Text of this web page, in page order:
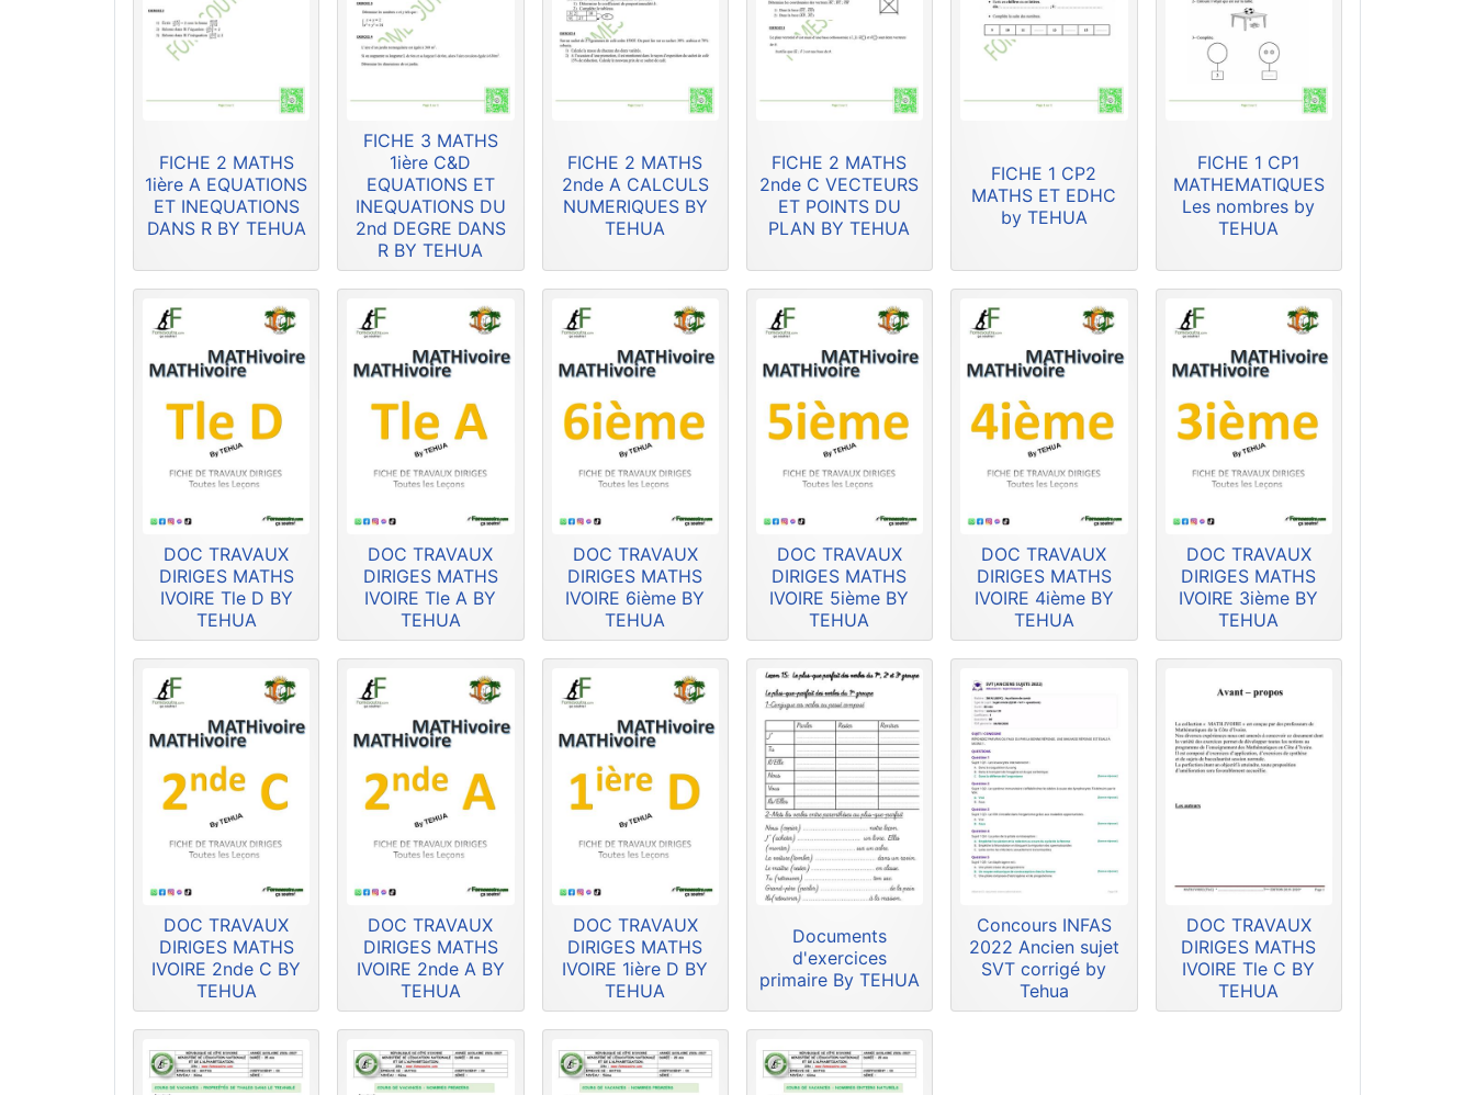
FICHE 2 MATHS
1ière A EQUATIONS
ET INEQUATIONS
DANS R BY TEHUA
FICHE 3 MATHS
1ière C&D
EQUATIONS ET
INEQUATIONS DU
2nd DEGRE DANS
R BY TEHUA
FICHE 2 MATHS
2nde A CALCULS
NUMERIQUES BY
TEHUA
FICHE 2 MATHS
2nde C VECTEURS
ET POINTS DU
PLAN BY TEHUA
FICHE 1 CP2
MATHS ET EDHC
by TEHUA
FICHE 1 CP1
MATHEMATIQUES
Les nombres by
TEHUA
DOC TRAVAUX
DIRIGES MATHS
IVOIRE Tle D BY
TEHUA
DOC TRAVAUX
DIRIGES MATHS
IVOIRE Tle A BY
TEHUA
DOC TRAVAUX
DIRIGES MATHS
IVOIRE 6ième BY
TEHUA
DOC TRAVAUX
DIRIGES MATHS
IVOIRE 5ième BY
TEHUA
DOC TRAVAUX
DIRIGES MATHS
IVOIRE 4ième BY
TEHUA
DOC TRAVAUX
DIRIGES MATHS
IVOIRE 3ième BY
TEHUA
DOC TRAVAUX
DIRIGES MATHS
IVOIRE 2nde C BY
TEHUA
DOC TRAVAUX
DIRIGES MATHS
IVOIRE 2nde A BY
TEHUA
DOC TRAVAUX
DIRIGES MATHS
IVOIRE 1ière D BY
TEHUA
Documents
d'exercices
primaire By TEHUA
Concours INFAS
2022 Ancien sujet
SVT corrigé by
Tehua
DOC TRAVAUX
DIRIGES MATHS
IVOIRE Tle C BY
TEHUA